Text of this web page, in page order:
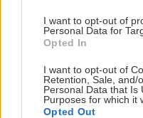
I want to opt-out of
Personal Data for
Opted In
I want to opt-out of
Retention, Sale, and/
Personal Data that Is
Purposes for which it
Opted Out